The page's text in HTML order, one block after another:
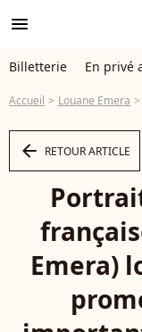
menu
Billetterie En privé
Accueil Louane Emera
arrow_left RETOUR ARTICLE
Emera)